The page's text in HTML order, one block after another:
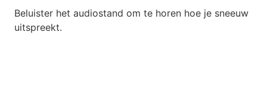
Beluister het audiostand om te horen hoe je sneeuw
uitspreekt.